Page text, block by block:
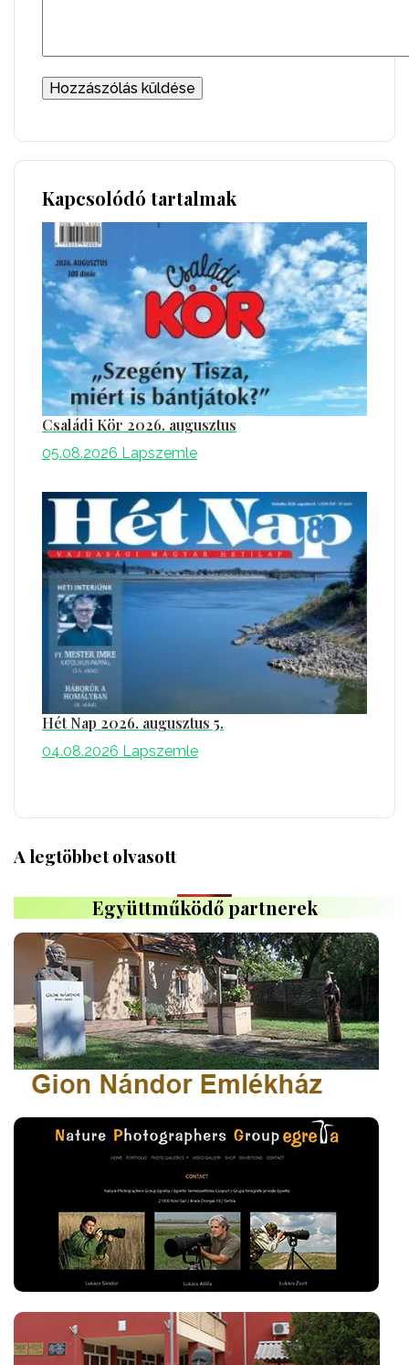
Kapcsolódó tartalmak
Családi Kör 2026. augusztus
05.08.2026 Lapszemle
Hét Nap 2026. augusztus 5.
04.08.2026 Lapszemle
A legtöbbet olvasott
Együttműködő partnerek